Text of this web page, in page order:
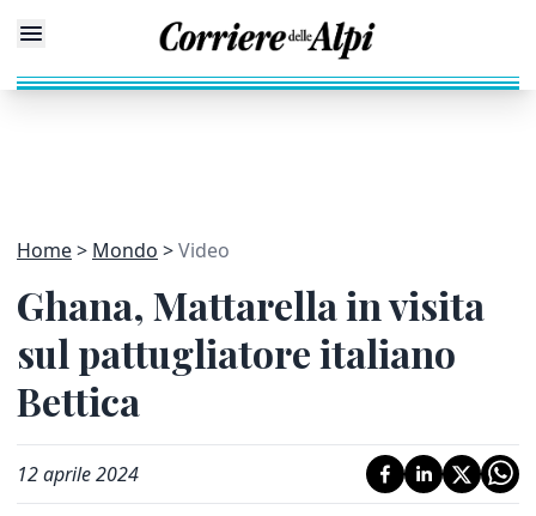
Home Mondo Video
Ghana, Mattarella in visita
sul pattugliatore italiano
Bettica
12 aprile 2024